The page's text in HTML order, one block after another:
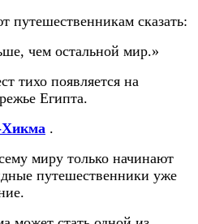
путешественникам сказать:
чем остальной мир.»
тихо появляется на
Египта.
Хикма .
миру только начинают
путешественники уже